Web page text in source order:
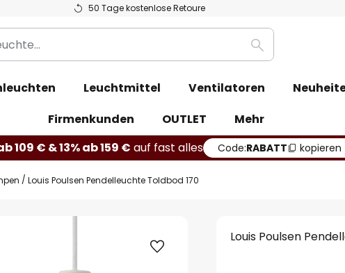
50 Tage kostenlose Retoure
Suche
Leuchtmittel Ventilatoren
Firmenkunden
OUTLET
Mehr
109 € & 13% ab 159 € auf fast alles Code:RABATT kopieren
Louis Poulsen Pendelleuchte Toldbod 170
Louis Poulsen